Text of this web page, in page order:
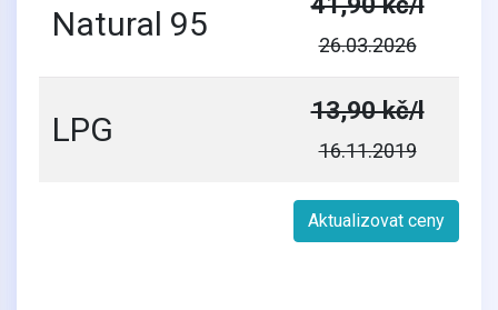
Natural 95
26.03.2026
LPG 13,90 kč/l
16.11.2019
Aktualizovat ceny